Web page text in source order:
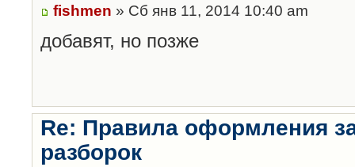
fishmen » Сб янв 11, 2014 10:40 am
добавят, но позже
Re: Правила оформления
разборок